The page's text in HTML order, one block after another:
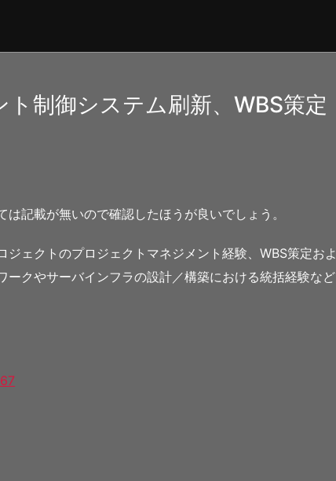
ト制御システム刷新、WBS策定
記載が無いので確認したほうが良いでしょう。
ジェクトのプロジェクトマネジメント経験、WBS策定およ
ークやサーバインフラの設計／構築における統括経験など